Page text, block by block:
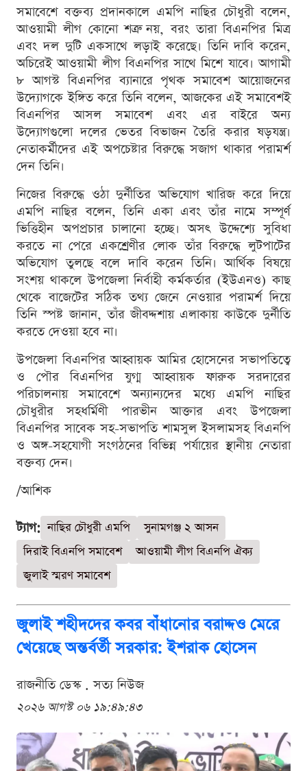
সমাবেশে বক্তব্য প্রদানকালে এমপি নাছির চৌধুরী বলেন,
আওয়ামী লীগ কোনো শত্রু নয়, বরং তারা বিএনপির মিত্র
এবং দল দুটি একসাথে লড়াই করেছে। তিনি দাবি করেন,
অচিরেই আওয়ামী লীগ বিএনপির সাথে মিশে যাবে। আগামী
৮ আগস্ট বিএনপির ব্যানারে পৃথক সমাবেশ আয়োজনের
উদ্যোগকে ইঙ্গিত করে তিনি বলেন, আজকের এই সমাবেশই
বিএনপির আসল সমাবেশ এবং এর বাইরে অন্য
উদ্যোগগুলো দলের ভেতর বিভাজন তৈরি করার ষড়যন্ত্র।
নেতাকর্মীদের এই অপচেষ্টার বিরুদ্ধে সজাগ থাকার পরামর্শ
দেন তিনি।
নিজের বিরুদ্ধে ওঠা দুর্নীতির অভিযোগ খারিজ করে দিয়ে
এমপি নাছির বলেন, তিনি একা এবং তাঁর নামে সম্পূর্ণ
ভিত্তিহীন অপপ্রচার চালানো হচ্ছে। অসৎ উদ্দেশ্যে সুবিধা
করতে না পেরে একশ্রেণীর লোক তাঁর বিরুদ্ধে লুটপাটের
অভিযোগ তুলছে বলে দাবি করেন তিনি। আর্থিক বিষয়ে
সংশয় থাকলে উপজেলা নির্বাহী কর্মকর্তার (ইউএনও) কাছ
থেকে বাজেটের সঠিক তথ্য জেনে নেওয়ার পরামর্শ দিয়ে
তিনি স্পষ্ট জানান, তাঁর জীবদ্দশায় এলাকায় কাউকে দুর্নীতি
করতে দেওয়া হবে না।
উপজেলা বিএনপির আহ্বায়ক আমির হোসেনের সভাপতিত্বে
ও পৌর বিএনপির যুগ্ম আহ্বায়ক ফারুক সরদারের
পরিচালনায় সমাবেশে অন্যান্যদের মধ্যে এমপি নাছির
চৌধুরীর সহধর্মিণী পারভীন আক্তার এবং উপজেলা
বিএনপির সাবেক সহ-সভাপতি শামসুল ইসলামসহ বিএনপি
ও অঙ্গ-সহযোগী সংগঠনের বিভিন্ন পর্যায়ের স্থানীয় নেতারা
বক্তব্য দেন।
/আশিক
ট্যাগ: নাছির চৌধুরী এমপি
সুনামগঞ্জ ২ আসন
দিরাই বিএনপি সমাবেশ
আওয়ামী লীগ বিএনপি ঐক্য
জুলাই স্মরণ সমাবেশ
জুলাই শহীদদের কবর বাঁধানোর বরাদ্দও মেরে
খেয়েছে অন্তর্বর্তী সরকার: ইশরাক হোসেন
রাজনীতি ডেস্ক . সত্য নিউজ
২০২৬ আগস্ট ০৬ ১৯:৪৯:৪৩